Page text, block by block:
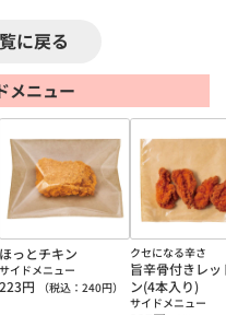
に戻る
メニュー
ほっとチキン
サイドメニュー
223円 （税込： 240円）
クセになる辛さ
旨辛骨付きレッ
ン(4本入り)
サイドメニュー